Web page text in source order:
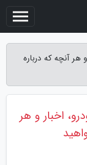
هر آنچه که درباره
اخبار و هر